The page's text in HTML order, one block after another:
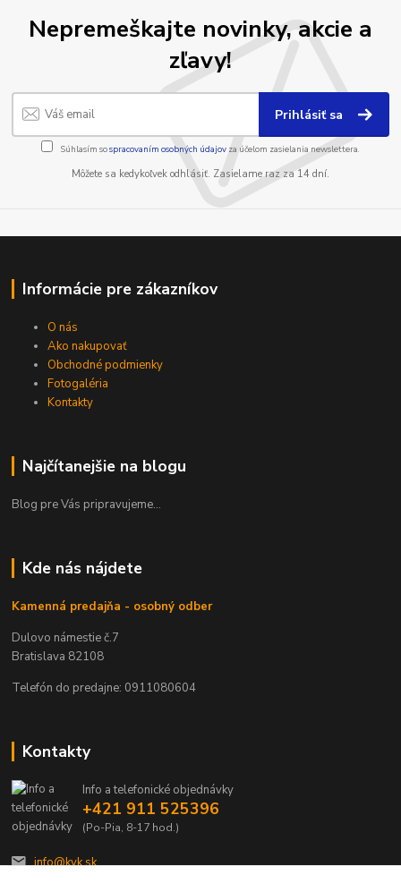
Nepremeškajte novinky, akcie a
zľavy!
Prihlásiť sa
Súhlasím sospracovaním osobných údajov za účelom zasielania newslettera.
Môžete sa kedykoľvek odhlásiť. Zasielame raz za 14 dní.
Informácie pre zákazníkov
O nás
Ako nakupovať
Obchodné podmienky
Fotogaléria
Kontakty
Najčítanejšie na blogu
Blog pre Vás pripravujeme...
Kde nás nájdete
Kamenná predajňa - osobný odber
Dulovo námestie č.7
Bratislava 82108
Telefón do predajne: 0911080604
Kontakty
Info a telefonické objednávky
+421 911 525396
(Po-Pia, 8-17 hod.)
info@kvk.sk